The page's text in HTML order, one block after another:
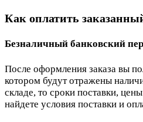
Как оплатить
Безналичный банковский
После оформления заказа вы
котором будут отражены
складе, то сроки поставки,
найдете условия поставки и